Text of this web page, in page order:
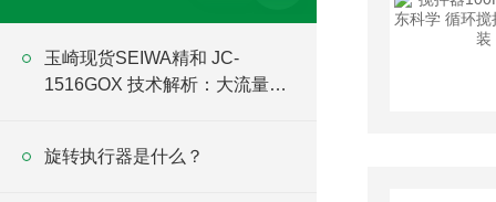
玉崎现货SEIWA精和 JC-
1516GOX 技术解析：大流量
旋转执行器是什么？